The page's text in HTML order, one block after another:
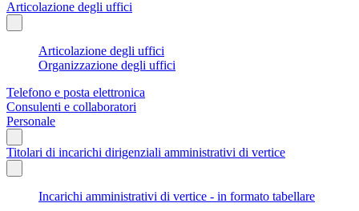
Articolazione degli uffici
Articolazione degli uffici
Organizzazione degli uffici
Telefono e posta elettronica
Consulenti e collaboratori
Personale
Titolari di incarichi dirigenziali amministrativi di vertice
Incarichi amministrativi di vertice - in formato tabellare